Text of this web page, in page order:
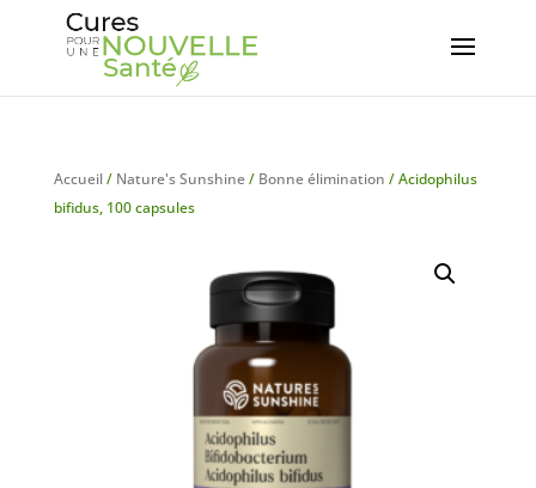
Accueil/ Nature's Sunshine/ Bonne élimination / Acidophilus
bifidus, 100 capsules